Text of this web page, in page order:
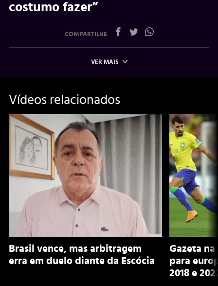
costumo fazer”
COMPARTILHE
VER MAIS
Vídeos relacionados
Brasil vence, mas arbitragem
erra em duelo diante da Escócia
Gazeta
para
2018 e